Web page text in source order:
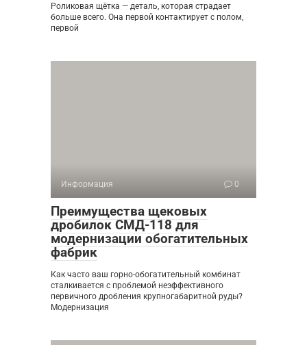
Роликовая щётка — деталь, которая страдает
больше всего. Она первой контактирует с полом,
первой
Информация 0
Преимущества щековых
дробилок СМД-118 для
модернизации обогатительных
фабрик
Как часто ваш горно-обогатительный комбинат
сталкивается с проблемой неэффективного
первичного дробления крупногабаритной руды?
Модернизация